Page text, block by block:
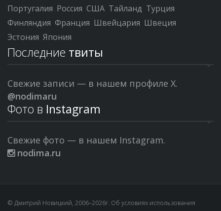
Португалия Россия США Тайланд Турция
Финляндия Франция Швейцария Швеция
Эстония Япония
Последние твиты
Свежие записи — в нашем профиле X.
@nodimaru
Фото в Instagram
Свежие фото — в нашем Instagram.
nodima.ru
© Дмитрий Новицкий, 2006–2026г. Об условиях использования